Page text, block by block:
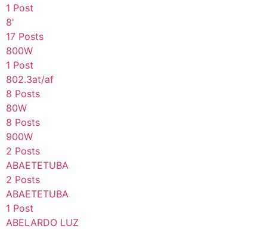
1 Post
8'
17 Posts
800W
1 Post
802.3at/af
8 Posts
80W
8 Posts
900W
2 Posts
ABAETETUBA
2 Posts
ABAETETUBA
1 Post
ABELARDO LUZ